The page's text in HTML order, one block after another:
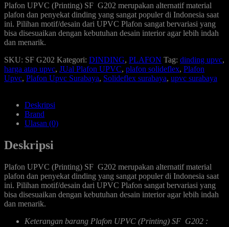
Plafon UPVC (Printing) SF G202 merupakan alternatif material
plafon dan penyekat dinding yang sangat populer di Indonesia saat
ini. Pilihan motif/desain dari UPVC Plafon sangat bervariasi yang
bisa disesuaikan dengan kebutuhan desain interior agar lebih indah
dan menarik.
SKU: SF G202 Kategori: DINDING, PLAFON Tag: dinding upvc,
harga atap upvc, JUal Plafon UPVC, plafon solideflex, Plafon
Upvc, Plafon Upvc Surabaya, Solideflex surabaya, upvc surabaya
Deskripsi
Brand
Ulasan (0)
Deskripsi
Plafon UPVC (Printing) SF G202 merupakan alternatif material
plafon dan penyekat dinding yang sangat populer di Indonesia saat
ini. Pilihan motif/desain dari UPVC Plafon sangat bervariasi yang
bisa disesuaikan dengan kebutuhan desain interior agar lebih indah
dan menarik.
Keterangan barang Plafon UPVC (Printing) SF G202 :